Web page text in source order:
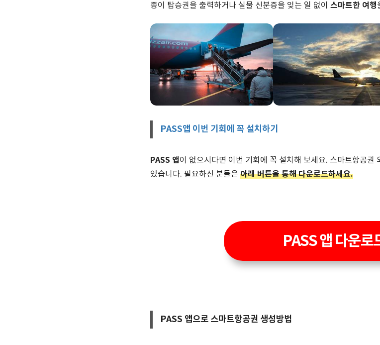
종이 탑승권을 출력하거나 실물 신분증을 잊는 일 없이 스마트한 여행
PASS앱 이번 기회에 꼭 설치하기
PASS 앱 이 없으시다면 이번 기회에 꼭 설치해 보세요. 스마트항공권
있습니다. 필요하신 분들은 아래 버튼을 통해 다운로드하세요.
PASS 앱 다운로
PASS 앱으로 스마트항공권 생성방법